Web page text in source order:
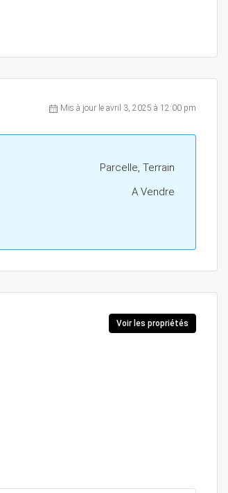
Mis à jour le avril 3, 2025 à 12:00 pm
Parcelle, Terrain
A Vendre
Voir les propriétés